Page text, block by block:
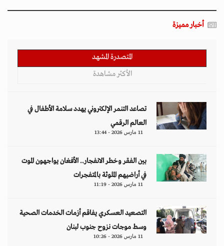
أخبار مميزة
المتصدرة المشهد
الأكثر مشاهدة
تصاعد التنمر الإلكتروني يهدد سلامة الأطفال في
العالم الرقمي
11 مارس 2026 - 13:44
بين الفقر وخطر الانفجار.. الأفغان يواجهون الموت
في أراضيهم الملوثة بالمتفجرات
11 مارس 2026 - 11:19
التصعيد العسكري يفاقم أزمات الخدمات الصحية
وسط موجات نزوح جنوب لبنان
11 مارس 2026 - 10:26